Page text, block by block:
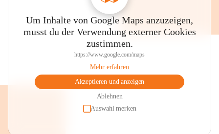
Um Inhalte von Google Maps anzuzeigen,
musst du der Verwendung externer Cookies
zustimmen.
https://www.google.com/maps
Mehr erfahren
Akzeptieren und anzeigen
Ablehnen
Auswahl merken